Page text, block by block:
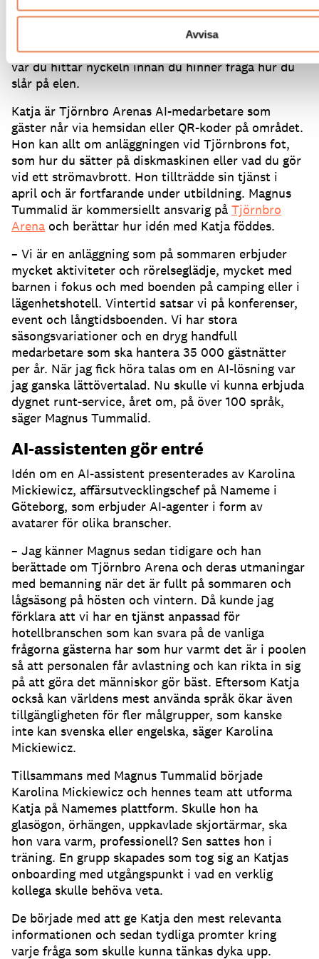
Avvisa
säger ”Välkommen – fråga mig vad som helst”.Efter
att ha frågat om ”incheckning” är hon snart igång
och guidar dig till rätt hotellägenhet och talar om
var du hittar nyckeln innan du hinner fråga hur du
slår på elen.
Katja är Tjörnbro Arenas AI-medarbetare som
gäster når via hemsidan eller QR-koder på området.
Hon kan allt om anläggningen vid Tjörnbrons fot,
som hur du sätter på diskmaskinen eller vad du gör
vid ett strömavbrott. Hon tillträdde sin tjänst i
april och är fortfarande under utbildning. Magnus
Tummalid är kommersiellt ansvarig på Tjörnbro
Arena och berättar hur idén med Katja föddes.
– Vi är en anläggning som på sommaren erbjuder
mycket aktiviteter och rörelseglädje, mycket med
barnen i fokus och med boenden på camping eller i
lägenhetshotell. Vintertid satsar vi på konferenser,
event och långtidsboenden. Vi har stora
säsongsvariationer och en dryg handfull
medarbetare som ska hantera 35 000 gästnätter
per år. När jag fick höra talas om en AI-lösning var
jag ganska lättövertalad. Nu skulle vi kunna erbjuda
dygnet runt-service, året om, på över 100 språk,
säger Magnus Tummalid.
AI-assistenten gör entré
Idén om en AI-assistent presenterades av Karolina
Mickiewicz, affärsutvecklingschef på Nameme i
Göteborg, som erbjuder AI-agenter i form av
avatarer för olika branscher.
– Jag känner Magnus sedan tidigare och han
berättade om Tjörnbro Arena och deras utmaningar
med bemanning när det är fullt på sommaren och
lågsäsong på hösten och vintern. Då kunde jag
förklara att vi har en tjänst anpassad för
hotellbranschen som kan svara på de vanliga
frågorna gästerna har som hur varmt det är i poolen
så att personalen får avlastning och kan rikta in sig
på att göra det människor gör bäst. Eftersom Katja
också kan världens mest använda språk ökar även
tillgängligheten för fler målgrupper, som kanske
inte kan svenska eller engelska, säger Karolina
Mickiewicz.
Tillsammans med Magnus Tummalid började
Karolina Mickiewicz och hennes team att utforma
Katja på Namemes plattform. Skulle hon ha
glasögon, örhängen, uppkavlade skjortärmar, ska
hon vara varm, professionell? Sen sattes hon i
träning. En grupp skapades som tog sig an Katjas
onboarding med utgångspunkt i vad en verklig
kollega skulle behöva veta.
De började med att ge Katja den mest relevanta
informationen och sedan tydliga promter kring
varje fråga som skulle kunna tänkas dyka upp.